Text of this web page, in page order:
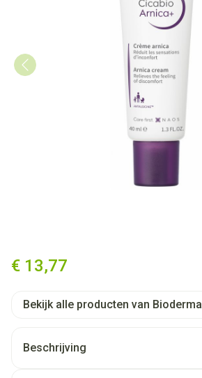
€ 13,77
Bekijk alle producten van Bioderma
Beschrijving